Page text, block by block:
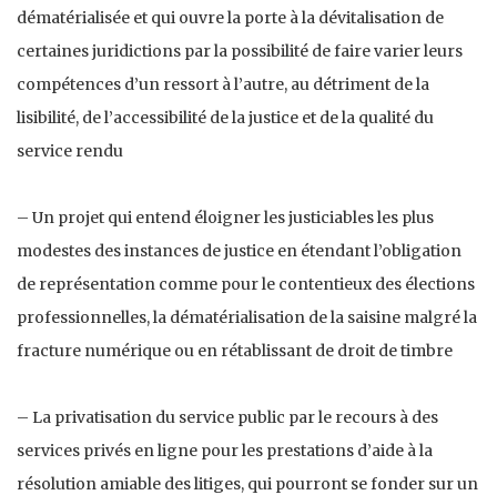
dématérialisée et qui ouvre la porte à la dévitalisation de
certaines juridictions par la possibilité de faire varier leurs
compétences d’un ressort à l’autre, au détriment de la
lisibilité, de l’accessibilité de la justice et de la qualité du
service rendu
– Un projet qui entend éloigner les justiciables les plus
modestes des instances de justice en étendant l’obligation
de représentation comme pour le contentieux des élections
professionnelles, la dématérialisation de la saisine malgré la
fracture numérique ou en rétablissant de droit de timbre
– La privatisation du service public par le recours à des
services privés en ligne pour les prestations d’aide à la
résolution amiable des litiges, qui pourront se fonder sur un